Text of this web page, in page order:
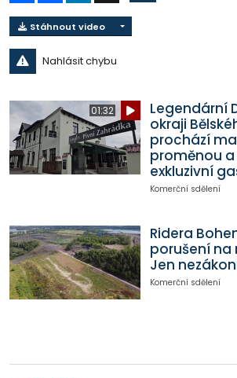
Stáhnout video
Nahlásit chybu
01:32
Legendární
okraji
prochází
proměnou
exkluzivní
Komerční sdělení
Ridera
porušení na
Jen
Komerční sdělení